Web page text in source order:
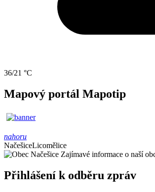
36/21 °C
Mapový portál Mapotip
nahoru
NačešiceLicomělice
Zajímavé informace o naší
Přihlášení k odběru zpráv